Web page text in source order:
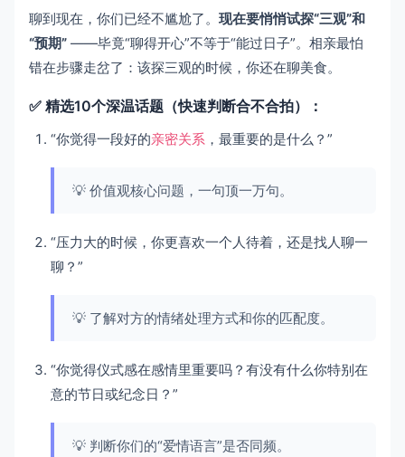
聊到现在，你们已经不尴尬了。 现在要悄悄试探“三观”和
“预期” ——毕竟“聊得开心”不等于“能过日子”。相亲最怕
错在步骤走岔了：该探三观的时候，你还在聊美食。
✅ 精选10个深温话题（快速判断合不合拍）：
“你觉得一段好的亲密关系 ，最重要的是什么？”
💡 价值观核心问题，一句顶一万句。
“压力大的时候，你更喜欢一个人待着，还是找人聊一
聊？”
💡 了解对方的情绪处理方式和你的匹配度。
“你觉得仪式感在感情里重要吗？有没有什么你特别在
意的节日或纪念日？”
💡 判断你们的“爱情语言”是否同频。